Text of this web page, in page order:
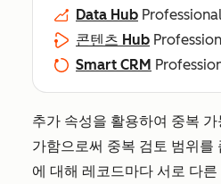
Data Hub
콘텐츠 Hub
Smart CRM
추가 속성을 활용하여 중복
가함으로써 중복 검토 범위를
에 대해 레코드마다 서로 다